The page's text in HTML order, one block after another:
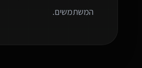
המשתמשים.